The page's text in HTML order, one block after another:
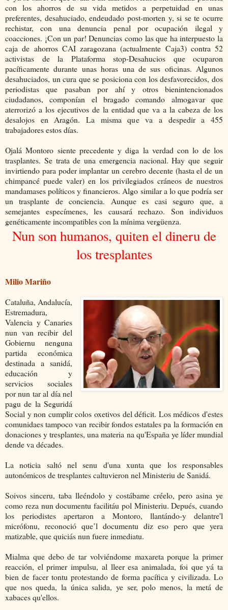
con los ahorros de su vida metidos a perpetuidad en unas
preferentes, desahuciado, endeudado post-morten y, si se te ocurre
rechistar, con una denuncia penal por ocupación ilegal y
coacciones. ¡Con un par! Denuncias como las que ha interpuesto la
caja de ahorros CAI zaragozana (actualmente Caja3) contra 52
activistas de la Plataforma stop-Desahucios que ocuparon
pacíficamente durante unas horas una de sus oficinas. Algunos
desahuciados, un cura que se posiciona con los desfavorecidos, dos
periodistas que pasaban por ahí y otros bienintencionados
ciudadanos, componían el bragado comando almogavar que
aterrorizó a los ejecutivos de la entidad que va a la cabeza de los
desalojos en Aragón. La misma que va a despedir a 455
trabajadores estos días.
Ojalá Montoro siente precedente y diga la verdad con lo de los
trasplantes. Se trata de una emergencia nacional. Hay que seguir
invirtiendo para poder implantar un cerebro decente (hasta el de un
chimpancé puede valer) en los privilegiados cráneos de nuestros
mandamases políticos y financieros. Algo similar a lo que podría ser
un trasplante de conciencia. Aunque es casi seguro que, a
semejantes especímenes, les causará rechazo. Son individuos
genéticamente incompatibles con la mínima vergüenza.
Nun son humanos, quiten el dineru de
los tresplantes
Milio Mariño
Cataluña, Andalucía,
Estremadura,
Valencia y Canaries
nun van recibir del
Gobiernu nenguna
partida económica
destinada a sanidá,
educación y
servicios sociales
por nun tar al día nel
pagu de la Seguridá
Social y non cumplir colos oxetivos del déficit. Los médicos d'estes
comunidaes tampoco van recibir fondos estatales pa la formación en
donaciones y tresplantes, una materia na qu'España ye líder mundial
dende va décades.
La noticia saltó nel senu d'una xunta que los responsables
autonómicos de tresplantes caltuvieron nel Ministeriu de Sanidá.
Soivos sinceru, taba lleéndolo y costábame créelo, pero asina ye
como reza nun documentu facilitáu pol Ministeriu. Depués, cuando
los periodistes apertaron a Montoro, llantándo-y delantre'l
micrófonu, reconoció que’l documentu diz eso pero que yera
matizable, que quiciás nun fuere inmediatu.
Mialma que debo de tar volviéndome maxareta porque la primer
reacción, el primer impulsu, al lleer esa animalada, foi que yá ta
bien de facer tontu protestando de forma pacífica y civilizada. Lo
que nos queda, la única salida, ye ser, polo menos, la metá de
xabaces qu'ellos.